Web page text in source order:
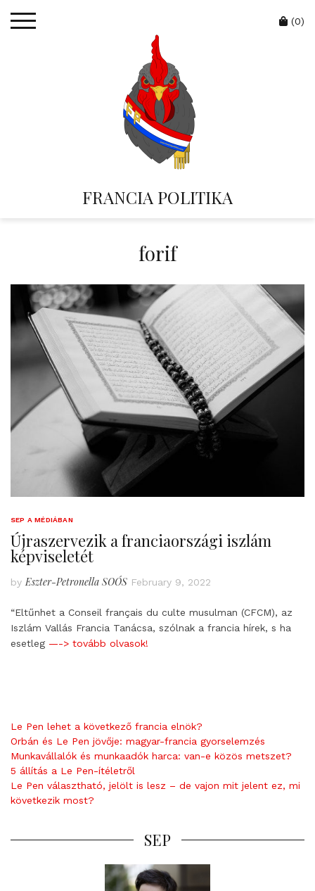
FRANCIA POLITIKA
Cart
(0)
forif
SEP A MÉDIÁBAN
Újraszervezik a franciaországi iszlám
képviseletét
by Eszter-Petronella SOÓS February 9, 2022
“Eltűnhet a Conseil français du culte musulman (CFCM), az
Iszlám Vallás Francia Tanácsa, szólnak a francia hírek, s ha
esetleg —-> tovább olvasok!
Le Pen lehet a következő francia elnök?
Orbán és Le Pen jövője: magyar-francia gyorselemzés
Munkavállalók és munkaadók harca: van-e közös metszet?
5 állítás a Le Pen-ítéletről
Le Pen választható, jelölt is lesz – de vajon mit jelent ez, mi
következik most?
SEP